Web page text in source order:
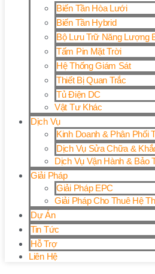
Biến Tần Hòa Lưới
Biến Tần Hybrid
Bộ Lưu Trữ Năng Lượng
Tấm Pin Mặt Trời
Hệ Thống Giám Sát
Thiết Bị Quan Trắc
Tủ Điện DC
Vật Tư Khác
Dịch Vụ
Kinh Doanh & Phân Phối
Dịch Vụ Sửa Chữa &
Dịch Vụ Vận Hành & Bảo
Giải Pháp
Giải Pháp EPC
Giải Pháp Cho Thuê Hệ
Dự Án
Tin Tức
Hỗ Trợ
Liên Hệ